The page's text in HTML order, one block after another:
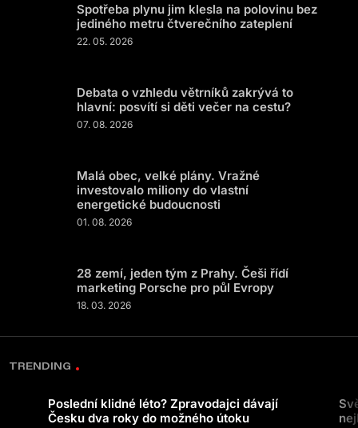
Spotřeba plynu jim klesla na polovinu bez
jediného metru čtverečního zateplení
22. 05. 2026
Debata o vzhledu větrníků zakrývá to
hlavní: posvítí si děti večer na cestu?
07. 08. 2026
Malá obec, velké plány. Vražné
investovalo miliony do vlastní
energetické budoucnosti
01. 08. 2026
28 zemí, jeden tým z Prahy. Češi řídí
marketing Porsche pro půl Evropy
18. 03. 2026
TRENDING
Poslední klidné léto? Zpravodajci dávají
Česku dva roky do možného útoku